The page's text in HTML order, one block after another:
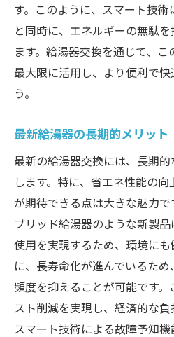
す。このように、スマート技
と同時に、エネルギーの無駄
ます。給湯器交換を通じて、
最大限に活用し、より便利で
う。
最新給湯器の長期的メリット
最新の給湯器交換には、長期
します。特に、省エネ性能の
が期待できる点は大きな魅力
ブリッド給湯器のような新製
使用を実現するため、環境に
に、長寿命化が進んでいるた
頻度を抑えることが可能です
スト削減を実現し、経済的な負
スマート技術による故障予知